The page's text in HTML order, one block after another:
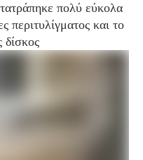
πολύ εύκολα
περιτυλίγματος και το
δίσκος